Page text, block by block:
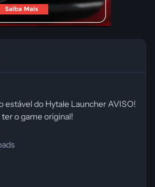
estável do Hytale Launcher AVISO!
o game original!